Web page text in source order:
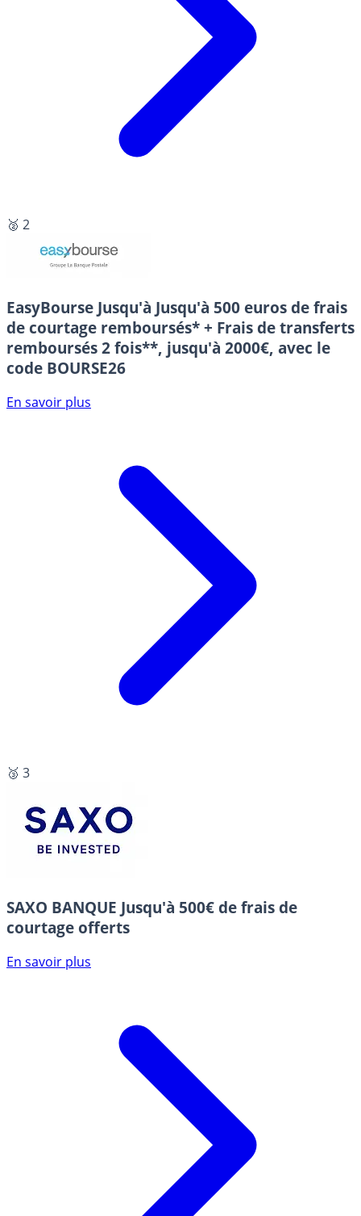
🥈 2
EasyBourse Jusqu'à Jusqu'à 500 euros de frais
de courtage remboursés* + Frais de transferts
remboursés 2 fois**, jusqu'à 2000€, avec le
code BOURSE26
En savoir plus
🥉 3
SAXO BANQUE Jusqu'à 500€ de frais de
courtage offerts
En savoir plus